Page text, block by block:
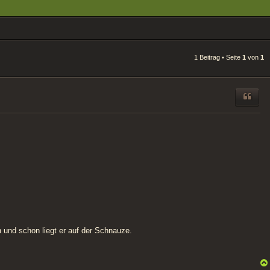
1 Beitrag • Seite 1 von 1
schon liegt er auf der Schnauze.